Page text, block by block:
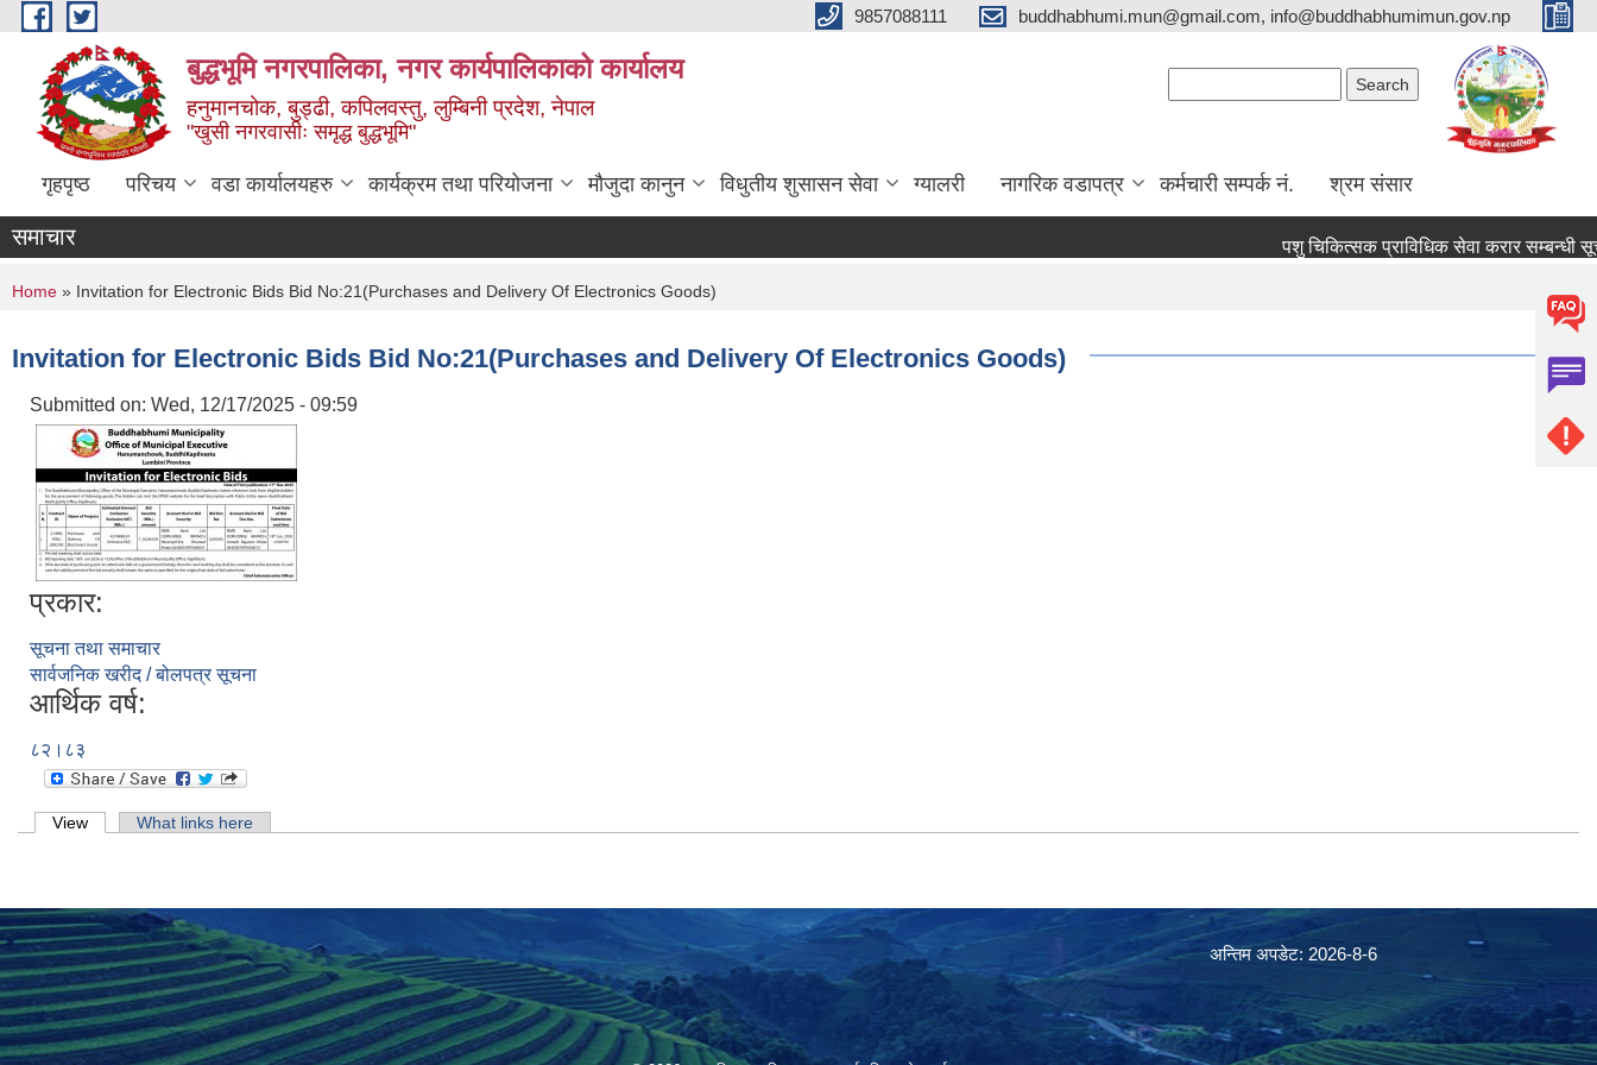
Skip to main content 9857088111 buddhabhumi.mun@gmail.com, info@buddhabhumimun.gov.np
बुद्धभूमि नगरपालिका, नगर कार्यपालिकाको कार्यालय
हनुमानचोक, बुड्ढी, कपिलवस्तु, लुम्बिनी प्रदेश, नेपाल
"खुसी नगरवासीः समृद्ध बुद्धभूमि"
गृहपृष्ठ परिचय वडा कार्यालयहरु कार्यक्रम तथा परियोजना मौजुदा कानुन विधुतीय शुसासन सेवा ग्यालरी नागरिक वडापत्र कर्मचारी सम्पर्क नं. श्रम संसार
समाचार पशु चिकित्सक प्राविधिक सेवा करार सम्बन्धी
You are here
Home » Invitation for Electronic Bids Bid No:21(Purchases and Delivery Of Electronics Goods)
Invitation for Electronic Bids Bid No:21(Purchases and Delivery Of Electronics Goods)
Submitted on: Wed, 12/17/2025 - 09:59
प्रकार:
सूचना तथा समाचार
सार्वजनिक खरीद / बोलपत्र सूचना
आर्थिक वर्ष:
८२।८३
Primary tabs
View (active tab)What links here
अन्तिम अपडेट: 2026-8-6